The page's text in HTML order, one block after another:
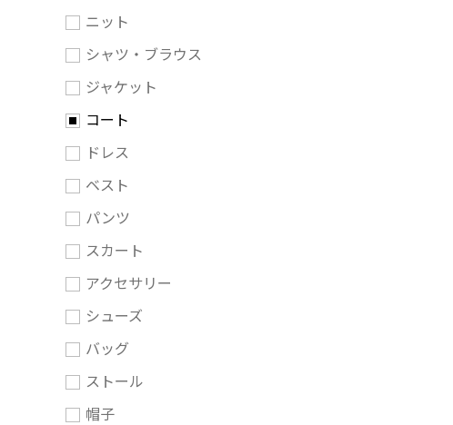
ニット
シャツ・ブラウス
ジャケット
コート
ドレス
ベスト
パンツ
スカート
アクセサリー
シューズ
バッグ
ストール
帽子